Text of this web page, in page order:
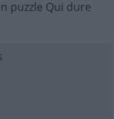
puzzle Qui dure